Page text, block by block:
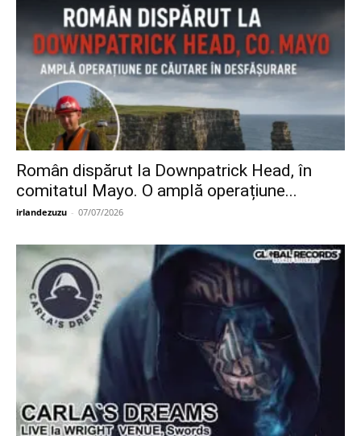
Român dispărut la Downpatrick Head, în
comitatul Mayo. O amplă operațiune...
irlandezuzu - 07/07/2026